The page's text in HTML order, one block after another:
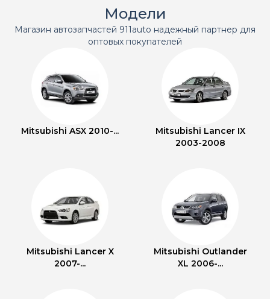
Модели
Магазин автозапчастей 911auto надежный партнер для
оптовых покупателей
Mitsubishi ASX 2010-...
Mitsubishi Lancer IX
2003-2008
Mitsubishi Lancer X
2007-...
Mitsubishi Outlander
XL 2006-...